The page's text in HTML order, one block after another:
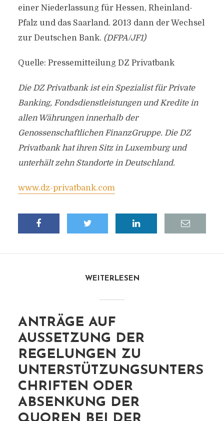
einer Niederlassung für Hessen, Rheinland-
Pfalz und das Saarland. 2013 dann der Wechsel
zur Deutschen Bank. (DFPA/JF1)
Quelle: Pressemitteilung DZ Privatbank
Die DZ Privatbank ist ein Spezialist für Private
Banking, Fondsdienstleistungen und Kredite in
allen Währungen innerhalb der
Genossenschaftlichen FinanzGruppe. Die DZ
Privatbank hat ihren Sitz in Luxemburg und
unterhält zehn Standorte in Deutschland.
www.dz-privatbank.com
WEITERLESEN
ANTRÄGE AUF
AUSSETZUNG DER
REGELUNGEN ZU
UNTERSTÜTZUNGSUNTERS
CHRIFTEN ODER
ABSENKUNG DER